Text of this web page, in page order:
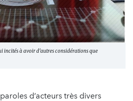
incités à avoir d'autres considérations que
d’acteurs très divers